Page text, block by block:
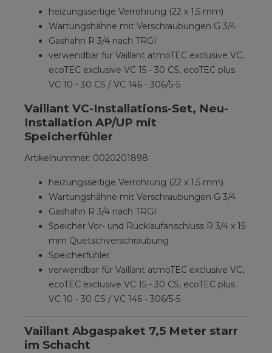
heizungsseitige Verrohrung (22 x 1,5 mm)
Wartungshähne mit Verschraubungen G 3/4
Gashahn R 3/4 nach TRGI
verwendbar für Vaillant atmoTEC exclusive VC,
ecoTEC exclusive VC 15 - 30 CS, ecoTEC plus
VC 10 - 30 CS / VC 146 - 306/5-5
Vaillant VC-Installations-Set, Neu-
Installation AP/UP mit
Speicherfühler
Artikelnummer: 0020201898
heizungsseitige Verrohrung (22 x 1,5 mm)
Wartungshähne mit Verschraubungen G 3/4
Gashahn R 3/4 nach TRGI
Speicher Vor- und Rücklaufanschluss R 3/4 x 15
mm Quetschverschraubung
Speicherfühler
verwendbar für Vaillant atmoTEC exclusive VC,
ecoTEC exclusive VC 15 - 30 CS, ecoTEC plus
VC 10 - 30 CS / VC 146 - 306/5-5
Vaillant Abgaspaket 7,5 Meter starr
im Schacht